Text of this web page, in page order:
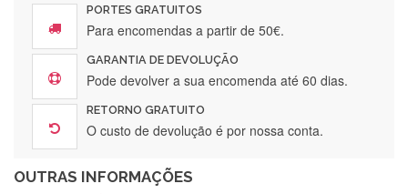
PORTES GRATUITOS
Para encomendas a partir de 50€.
GARANTIA DE DEVOLUÇÃO
Pode devolver a sua encomenda até 60 dias.
RETORNO GRATUITO
O custo de devolução é por nossa conta.
OUTRAS INFORMAÇÕES